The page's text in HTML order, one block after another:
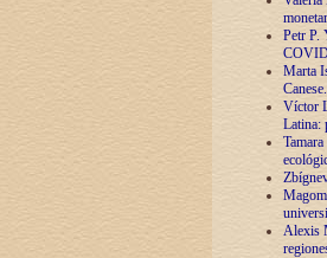
Petr P.
Marta
Víctor
Latina:
Alexis